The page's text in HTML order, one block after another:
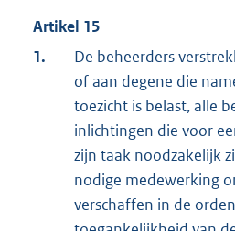
Artikel 15
1.
De beheerders
of aan degene die
toezicht is belast, alle
inlichtingen die voor
zijn taak noodzakelijk
nodige medewerking
verschaffen in de